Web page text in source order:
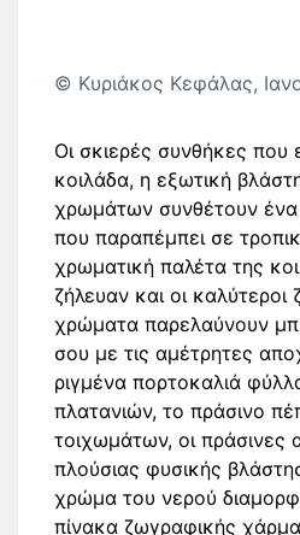
© Κυριάκος Κεφάλας,
Οι σκιερές συνθήκες που
κοιλάδα, η εξωτική
χρωμάτων συνθέτουν ένα
που παραπέμπει σε
χρωματική παλέτα της
ζήλευαν και οι
χρώματα παρελαύνουν
σου με τις αμέτρητες
ριγμένα πορτοκαλιά
πλατανιών, το πράσινο
τοιχωμάτων, οι πράσινες
πλούσιας φυσικής
χρώμα του νερού
πίνακα ζωγραφικής χάρμα